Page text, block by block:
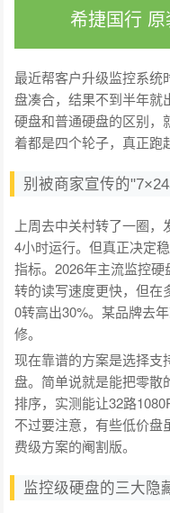
希捷国行
最近帮客户升级监控系统
盘凑合，结果不到半年就
硬盘和普通硬盘的区别
着都是四个轮子，真正跑
别被商家宣传的
上周去中关村转了一圈
4小时运行。但真正决定
指标。2026年主流监控
转的读写速度更快，但在
0转高出30%。某品牌去
修。
现在靠谱的方案是选择支
盘。简单说就是能把零散
排序，实测能让32路
不过要注意，有些低价盘
费级方案的阉割版。
监控级硬盘的三大隐